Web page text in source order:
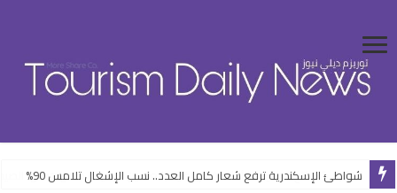
شواطئ الإسكندرية ترفع شعار كامل العدد.. نسب الإشغال تلامس 90%